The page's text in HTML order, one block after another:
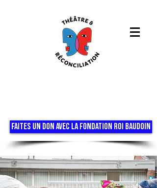
FAITES UN DON AVEC LA FONDATION ROI BAUDOIN